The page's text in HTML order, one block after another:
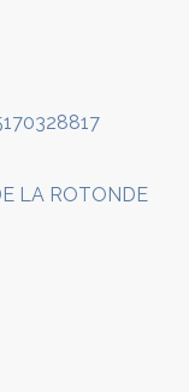
LA ROTONDE